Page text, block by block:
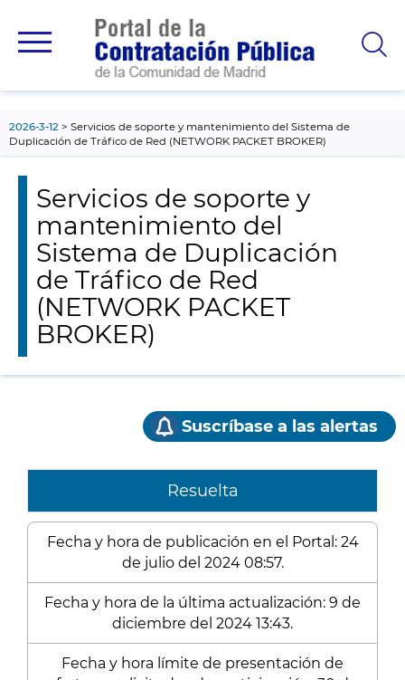
principal
2026-3-12
Servicios de soporte y mantenimiento del Sistema de
Duplicación de Tráfico de Red (NETWORK PACKET BROKER)
Servicios de soporte y
mantenimiento del
Sistema de Duplicación
de Tráfico de Red
(NETWORK PACKET
BROKER)
Suscríbase a las alertas
Resuelta
Fecha y hora de publicación en el Portal: 24
de julio del 2024 08:57.
Fecha y hora de la última actualización: 9 de
diciembre del 2024 13:43.
Fecha y hora límite de presentación de